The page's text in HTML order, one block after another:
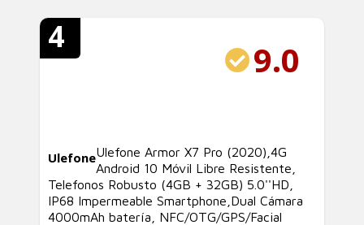
4
9.0
UlefoneUlefone Armor X7 Pro (2020),4G
Android 10 Móvil Libre Resistente,
Telefonos Robusto (4GB + 32GB) 5.0''HD,
IP68 Impermeable Smartphone,Dual Cámara
4000mAh batería, NFC/OTG/GPS/Facial